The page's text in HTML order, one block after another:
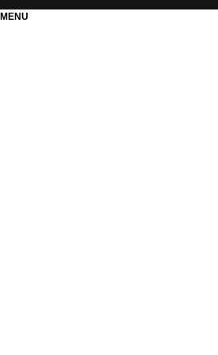
MENU